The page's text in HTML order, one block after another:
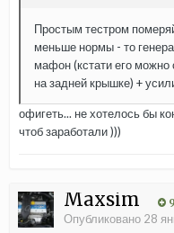
Простым тестром
меньше нормы - то
мафон (кстати его можно
на задней крышке) +
офигеть... не хотелось бы
чтоб заработали )))
Maxsim
Опубликовано 28